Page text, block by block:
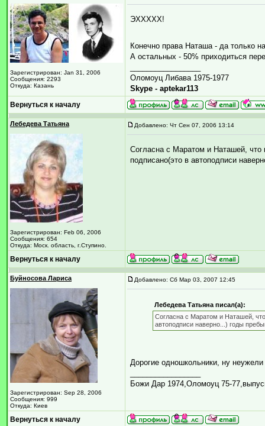
Зарегистрирован: Jan 31, 2006
Сообщения: 2293
Откуда: Казань
ЭХХХХХ!
Конечно права Наташа - да только
А остальных - 50% приходиться
Оломоуц Либава 1975-1977
Skype - aptekar113
Вернуться к началу
Лебедева Татьяна
Зарегистрирован: Feb 06, 2006
Сообщения: 654
Откуда: Моск. область, г.Ступино.
Добавлено: Чт Сен 07, 2006 13:14
Согласна с Маратом и Наташей, что
подписано(это в автоподписи
Вернуться к началу
Буйносова Лариса
Зарегистрирован: Sep 28, 2006
Сообщения: 999
Откуда: Киев
Добавлено: Сб Мар 03, 2007 12:45
Лебедева Татьяна писал(а):
Согласна с Маратом и Наташей,
автоподписи наверно...) годы
Дорогие одношкольники, ну
Божи Дар 1974,Оломоуц 75-
Вернуться к началу